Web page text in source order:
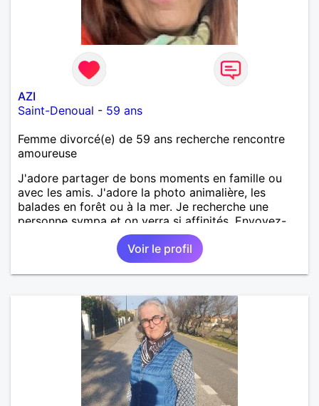
AZI
Saint-Denoual - 59 ans
Femme divorcé(e) de 59 ans recherche rencontre
amoureuse
J'adore partager de bons moments en famille ou
avec les amis. J'adore la photo animalière, les
balades en forêt ou à la mer. Je recherche une
personne sympa et on verra si affinités. Envoyez-
moi message. A bientôt.
Voir le profil